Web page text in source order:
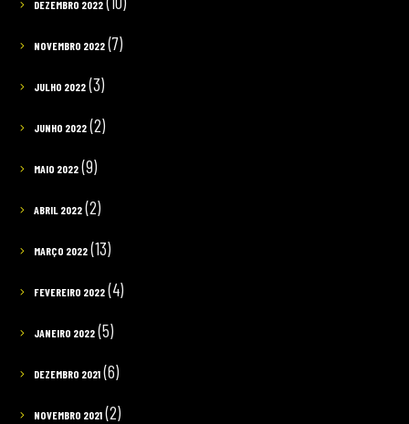
DEZEMBRO 2022
NOVEMBRO 2022(7)
JULHO 2022(3)
JUNHO 2022(2)
MAIO 2022(9)
ABRIL 2022(2)
MARÇO 2022(13)
FEVEREIRO 2022(4)
JANEIRO 2022(5)
DEZEMBRO 2021(6)
NOVEMBRO 2021(2)